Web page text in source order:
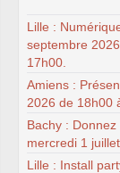
Lille :
septembre
17h00.
Amiens :
2026 de 18h00
Bachy :
mercredi 1
Lille : Install